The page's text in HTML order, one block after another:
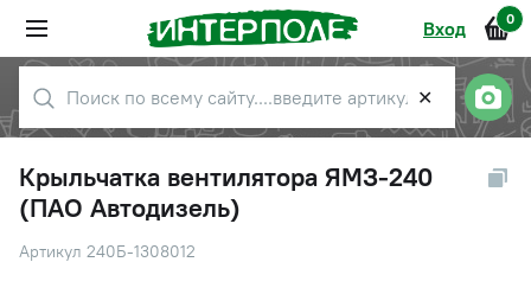
Вход 0
✕
Крыльчатка вентилятора ЯМЗ-240
(ПАО Автодизель)
Артикул 240Б-1308012